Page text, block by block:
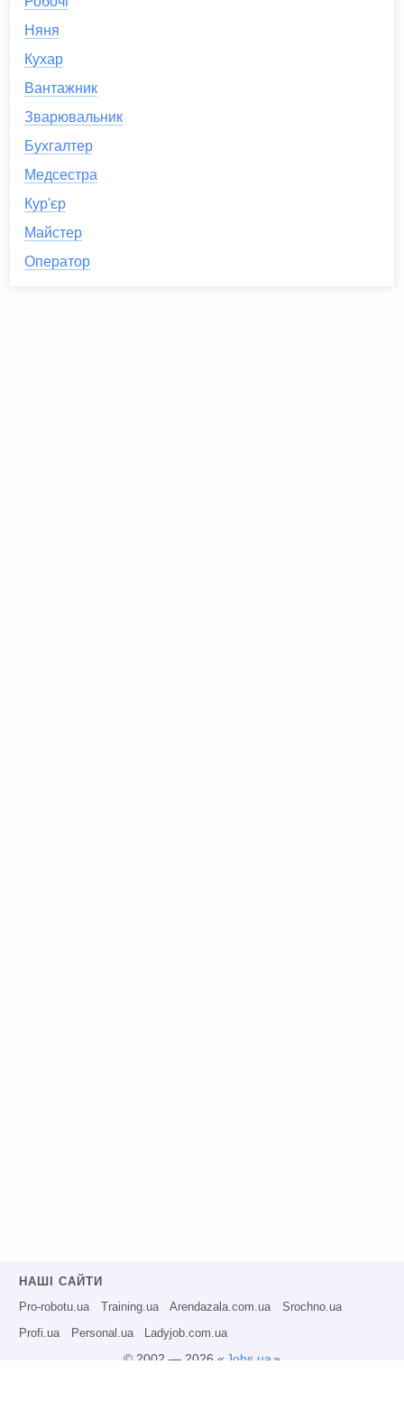
Няня
Кухар
Вантажник
Зварювальник
Бухгалтер
Медсестра
Кур'єр
Майстер
Оператор
НАШІ САЙТИ
Pro-robotu.ua Training.ua Arendazala.com.ua Srochno.ua
Profi.ua Personal.ua Ladyjob.com.ua
© 2002 — 2026 « Jobs.ua»